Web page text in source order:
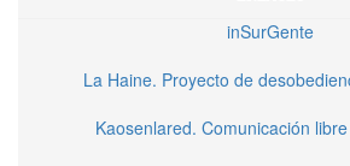
inSurGente
La Haine. Proyecto de
Kaosenlared. Comunicación